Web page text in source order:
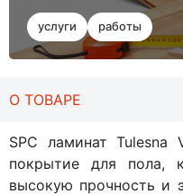
услуги работы
О ТОВАРЕ
SPC ламинат Tulesna
покрытие для пола,
высокую прочность и